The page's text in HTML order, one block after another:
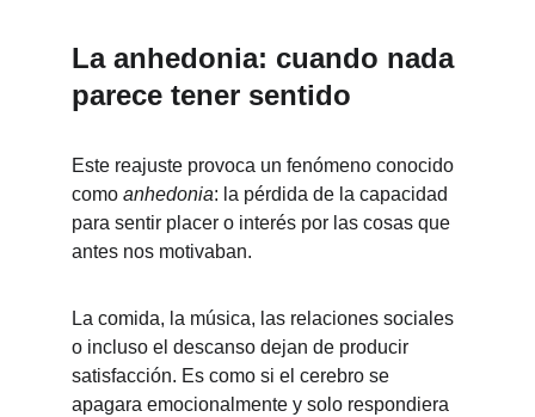
La anhedonia: cuando nada
parece tener sentido
Este reajuste provoca un fenómeno conocido
como anhedonia: la pérdida de la capacidad
para sentir placer o interés por las cosas que
antes nos motivaban.
La comida, la música, las relaciones sociales
o incluso el descanso dejan de producir
satisfacción. Es como si el cerebro se
apagara emocionalmente y solo respondiera